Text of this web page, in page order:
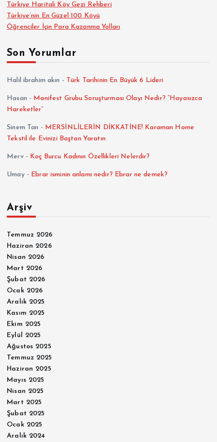
Türkiye Haritalı Köy Gezi Rehberi
Türkiye’nin En Güzel 100 Köyü
Öğrenciler İçin Para Kazanma Yolları
Son Yorumlar
Halil ibrahim akın - Türk Tarihinin En Büyük 6 Lideri
Hasan - Manifest Grubu Soruşturması Olayı Nedir? “Hayasızca
Hareketler”
Sinem Tan - MERSİNLİLERİN DİKKATİNE! Karaman Home
Tekstil ile Evinizi Baştan Yaratın
Merv- Koç Burcu Kadının Özellikleri Nelerdir?
Umay- Ebrar isminin anlamı nedir? Ebrar ne demek?
Arşiv
Temmuz 2026
Haziran 2026
Nisan 2026
Mart 2026
Şubat 2026
Ocak 2026
Aralık 2025
Kasım 2025
Ekim 2025
Eylül 2025
Ağustos 2025
Temmuz 2025
Haziran 2025
Mayıs 2025
Nisan 2025
Mart 2025
Şubat 2025
Ocak 2025
Aralık 2024